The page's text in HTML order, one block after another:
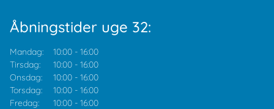
Åbningstider uge 32:
Mandag: 10:00 - 16:00
Tirsdag:
10:00 - 16:00
Onsdag:
10:00 - 16:00
Torsdag:
10:00 - 16:00
Fredag:
10:00 - 16:00